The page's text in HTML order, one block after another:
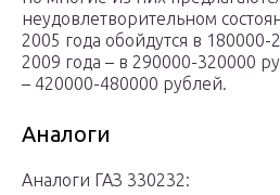
неудовлетворительном
2005 года обойдутся в
2009 года – в 290000-320000
– 420000-480000 рублей.
Аналоги
Аналоги ГАЗ 330232: